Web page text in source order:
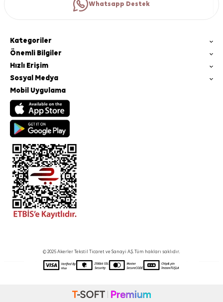
Whatsapp Destek
Kategoriler
Önemli Bilgiler
Hızlı Erişim
Sosyal Medya
Mobil Uygulama
© 2025 Akerler Tekstil Ticaret ve Sanayi A.Ş. Tüm hakları saklıdır.